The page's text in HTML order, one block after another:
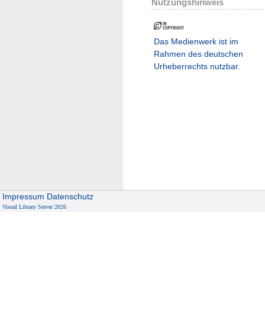
Nutzungshinweis
Das Medienwerk ist im
Rahmen des deutschen
Urheberrechts nutzbar.
Impressum Datenschutz
Visual Library Server 2026